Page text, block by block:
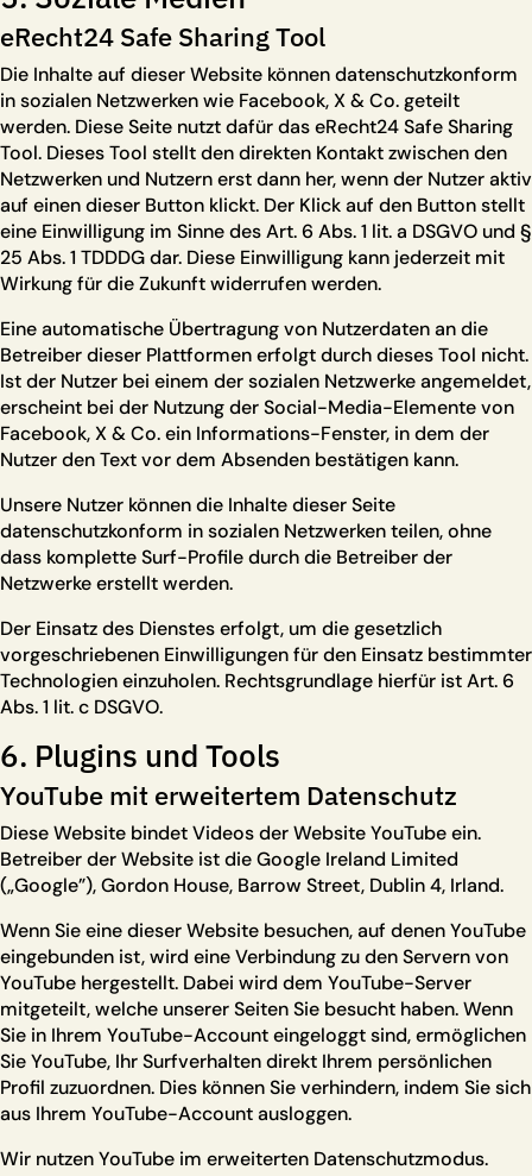
eRecht24 Safe Sharing Tool
Die Inhalte auf dieser Website können datenschutzkonform
in sozialen Netzwerken wie Facebook, X & Co. geteilt
werden. Diese Seite nutzt dafür daseRecht24 Safe Sharing
Tool. Dieses Tool stellt den direkten Kontakt zwischen den
Netzwerken und Nutzern erst dann her, wenn der Nutzer aktiv
auf einen dieser Button klickt. Der Klick auf den Button stellt
eine Einwilligung im Sinne des Art. 6 Abs. 1 lit. a DSGVO und §
25 Abs. 1 TDDDG dar. Diese Einwilligung kann jederzeit mit
Wirkung für die Zukunft widerrufen werden.
Eine automatische Übertragung von Nutzerdaten an die
Betreiber dieser Plattformen erfolgt durch dieses Tool nicht.
Ist der Nutzer bei einem der sozialen Netzwerke angemeldet,
erscheint bei der Nutzung der Social-Media-Elemente von
Facebook, X & Co. ein Informations-Fenster, in dem der
Nutzer den Text vor dem Absenden bestätigen kann.
Unsere Nutzer können die Inhalte dieser Seite
datenschutzkonform in sozialen Netzwerken teilen, ohne
dass komplette Surf-Profile durch die Betreiber der
Netzwerke erstellt werden.
Der Einsatz des Dienstes erfolgt, um die gesetzlich
vorgeschriebenen Einwilligungen für den Einsatz bestimmter
Technologien einzuholen. Rechtsgrundlage hierfür ist Art. 6
Abs. 1 lit. c DSGVO.
6. Plugins und Tools
YouTube mit erweitertem Datenschutz
Diese Website bindet Videos der Website YouTube ein.
Betreiber der Website ist die Google Ireland Limited
(„Google”), Gordon House, Barrow Street, Dublin 4, Irland.
Wenn Sie eine dieser Website besuchen, auf denen YouTube
eingebunden ist, wird eine Verbindung zu den Servern von
YouTube hergestellt. Dabei wird dem YouTube-Server
mitgeteilt, welche unserer Seiten Sie besucht haben. Wenn
Sie in Ihrem YouTube-Account eingeloggt sind, ermöglichen
Sie YouTube, Ihr Surfverhalten direkt Ihrem persönlichen
Profil zuzuordnen. Dies können Sie verhindern, indem Sie sich
aus Ihrem YouTube-Account ausloggen.
Wir nutzen YouTube im erweiterten Datenschutzmodus.